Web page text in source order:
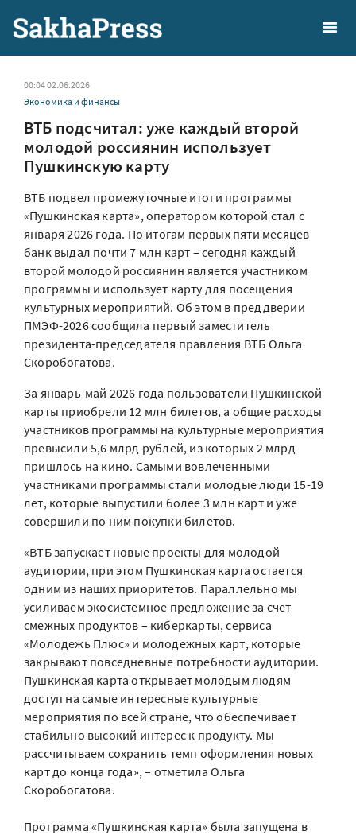
00:04 02.06.2026
Экономика и финансы
ВТБ подсчитал: уже каждый второй
молодой россиянин использует
Пушкинскую карту
ВТБ подвел промежуточные итоги программы
«Пушкинская карта», оператором которой стал с
января 2026 года. По итогам первых пяти месяцев
банк выдал почти 7 млн карт – сегодня каждый
второй молодой россиянин является участником
программы и использует карту для посещения
культурных мероприятий. Об этом в преддверии
ПМЭФ-2026 сообщила первый заместитель
президента-председателя правления ВТБ Ольга
Скоробогатова.
За январь-май 2026 года пользователи Пушкинской
карты приобрели 12 млн билетов, а общие расходы
участников программы на культурные мероприятия
превысили 5,6 млрд рублей, из которых 2 млрд
пришлось на кино. Самыми вовлеченными
участниками программы стали молодые люди 15-19
лет, которые выпустили более 3 млн карт и уже
совершили по ним покупки билетов.
«ВТБ запускает новые проекты для молодой
аудитории, при этом Пушкинская карта остается
одним из наших приоритетов. Параллельно мы
усиливаем экосистемное предложение за счет
смежных продуктов – киберкарты, сервиса
«Молодежь Плюс» и молодежных карт, которые
закрывают повседневные потребности аудитории.
Пушкинская карта открывает молодым людям
доступ на самые интересные культурные
мероприятия по всей стране, что обеспечивает
стабильно высокий интерес к продукту. Мы
рассчитываем сохранить темп оформления новых
карт до конца года», – отметила Ольга
Скоробогатова.
Программа «Пушкинская карта» была запущена в